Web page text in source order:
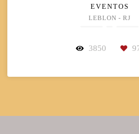
EVENTOS
LEBLON - RJ
3850